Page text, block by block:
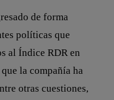
de forma
políticas que
al Índice RDR en
la compañía ha
otras cuestiones,